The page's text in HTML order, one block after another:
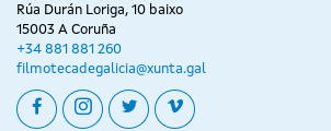
Rúa Durán Loriga, 10 baixo
15003 A Coruña
+34 881 881 260
filmotecadegalicia@xunta.gal
facebookinstagram
twittervimeo